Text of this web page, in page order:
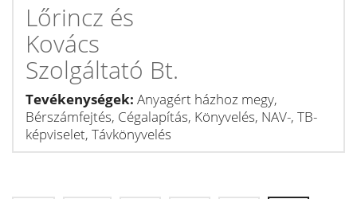
Lőrincz és
Kovács
Szolgáltató Bt.
Tevékenységek: Anyagért házhoz megy,
Bérszámfejtés, Cégalapítás, Könyvelés, NAV-, TB-
képviselet, Távkönyvelés